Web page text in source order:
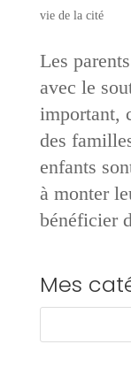
vie de la cité
Les
avec le
important,
des
enfants
à monter
bénéficier
Mes